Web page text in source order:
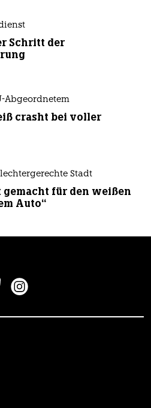
Schritt der
Abgeordnetem
crasht bei voller
Stadt
gemacht für den weißen
Auto“